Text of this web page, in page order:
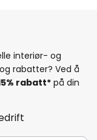
interiør- og
rabatter? Ved å
rabatt* på din